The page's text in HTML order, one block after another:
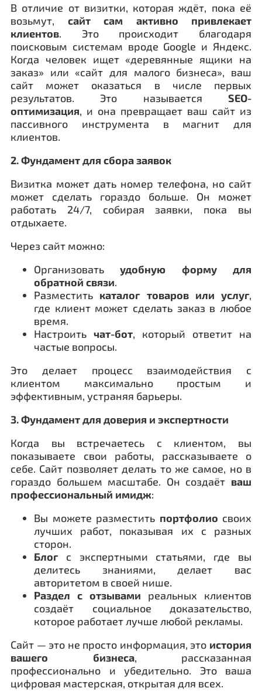
В отличие от визитки, которая ждёт, пока её
возьмут, сайт сам активно привлекает
клиентов. Это происходит благодаря
поисковым системам вроде Google и Яндекс.
Когда человек ищет «деревянные ящики на
заказ» или «сайт для малого бизнеса», ваш
сайт может оказаться в числе первых
результатов. Это называется SEO-
оптимизация, и она превращает ваш сайт из
пассивного инструмента в магнит для
клиентов.
2. Фундамент для сбора заявок
Визитка может дать номер телефона, но сайт
может сделать гораздо больше. Он может
работать 24/7, собирая заявки, пока вы
отдыхаете.
Через сайт можно:
Организоватьудобную форму для
обратной связи.
Разместить каталог товаров или услуг,
где клиент может сделать заказ в любое
время.
Настроить чат-бот, который ответит на
частые вопросы.
Это делает процесс взаимодействия с
клиентом максимально простым и
эффективным, устраняя барьеры.
3. Фундамент для доверия и экспертности
Когда вы встречаетесь с клиентом, вы
показываете свои работы, рассказываете о
себе. Сайт позволяет делать то же самое, но в
гораздо большем масштабе. Он создаёт ваш
профессиональный имидж:
Вы можете разместить портфолио своих
лучших работ, показывая их с разных
сторон.
Блог с экспертными статьями, где вы
делитесь знаниями, делает вас
авторитетом в своей нише.
Раздел с отзывами реальных клиентов
создаёт социальное доказательство,
которое работает лучше любой рекламы.
Сайт — это не просто информация, это история
вашего бизнеса, рассказанная
профессионально и убедительно. Это ваша
цифровая мастерская, открытая для всех.